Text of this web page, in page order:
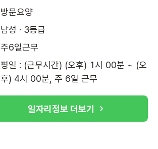
방문요양
남성 · 3등급
주6일근무
평일 : (근무시간) (오후) 1시 00분 ~ (오
후) 4시 00분, 주 6일 근무
일자리정보 더보기